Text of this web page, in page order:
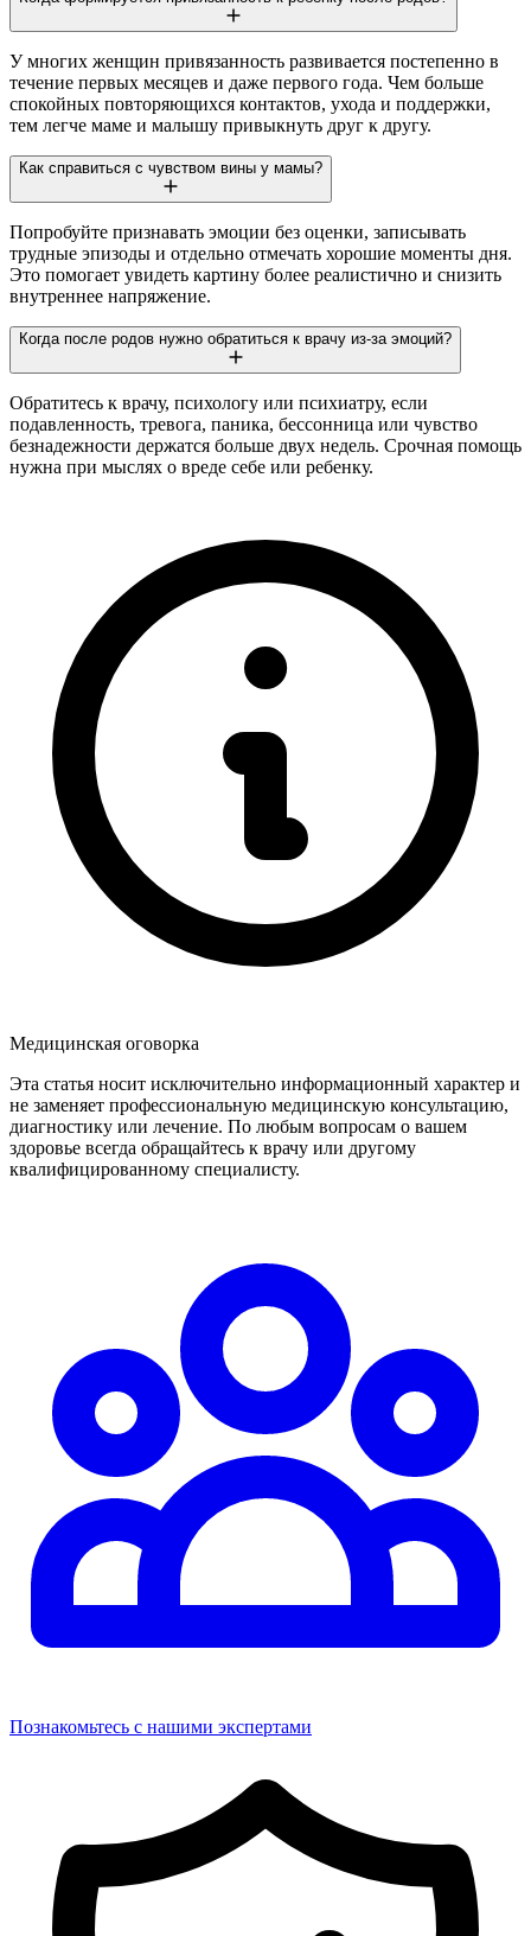
У многих женщин привязанность развивается постепенно в
течение первых месяцев и даже первого года. Чем больше
спокойных повторяющихся контактов, ухода и поддержки,
тем легче маме и малышу привыкнуть друг к другу.
Как справиться с чувством вины у мамы?
Попробуйте признавать эмоции без оценки, записывать
трудные эпизоды и отдельно отмечать хорошие моменты дня.
Это помогает увидеть картину более реалистично и снизить
внутреннее напряжение.
Когда после родов нужно обратиться к врачу из-за эмоций?
Обратитесь к врачу, психологу или психиатру, если
подавленность, тревога, паника, бессонница или чувство
безнадежности держатся больше двух недель. Срочная помощь
нужна при мыслях о вреде себе или ребенку.
Медицинская оговорка
Эта статья носит исключительно информационный характер и
не заменяет профессиональную медицинскую консультацию,
диагностику или лечение. По любым вопросам о вашем
здоровье всегда обращайтесь к врачу или другому
квалифицированному специалисту.
Познакомьтесь с нашими экспертами